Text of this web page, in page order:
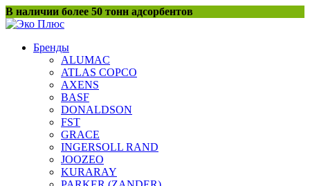
Перейти
к
В наличии более 50 тонн адсорбентов
Бренды
ALUMAC
ATLAS COPCO
AXENS
BASF
DONALDSON
FST
GRACE
INGERSOLL RAND
JOOZEO
KURARAY